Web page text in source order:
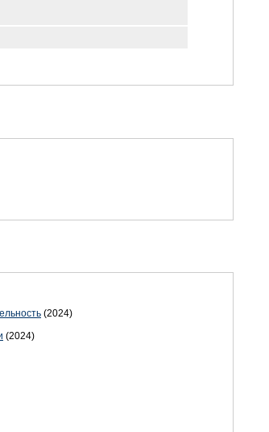
(2024)
(2024)